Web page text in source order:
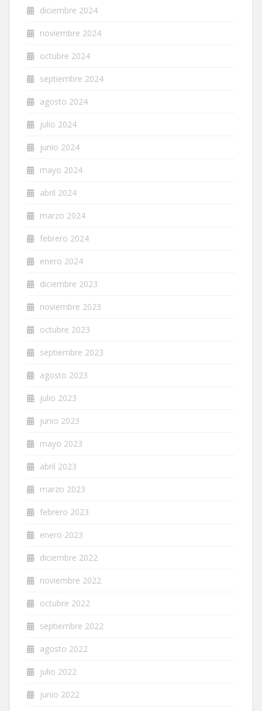
diciembre 2024
noviembre 2024
octubre 2024
septiembre 2024
agosto 2024
julio 2024
junio 2024
mayo 2024
abril 2024
marzo 2024
febrero 2024
enero 2024
diciembre 2023
noviembre 2023
octubre 2023
septiembre 2023
agosto 2023
julio 2023
junio 2023
mayo 2023
abril 2023
marzo 2023
febrero 2023
enero 2023
diciembre 2022
noviembre 2022
octubre 2022
septiembre 2022
agosto 2022
julio 2022
junio 2022